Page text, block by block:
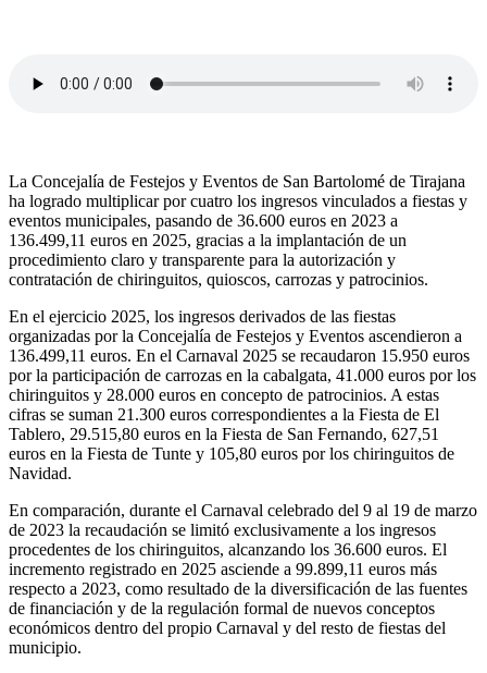
La Concejalía de Festejos y Eventos de San Bartolomé de Tirajana
ha logrado multiplicar por cuatro los ingresos vinculados a fiestas y
eventos municipales, pasando de 36.600 euros en 2023 a
136.499,11 euros en 2025, gracias a la implantación de un
procedimiento claro y transparente para la autorización y
contratación de chiringuitos, quioscos, carrozas y patrocinios.
En el ejercicio 2025, los ingresos derivados de las fiestas
organizadas por la Concejalía de Festejos y Eventos ascendieron a
136.499,11 euros. En el Carnaval 2025 se recaudaron 15.950 euros
por la participación de carrozas en la cabalgata, 41.000 euros por los
chiringuitos y 28.000 euros en concepto de patrocinios. A estas
cifras se suman 21.300 euros correspondientes a la Fiesta de El
Tablero, 29.515,80 euros en la Fiesta de San Fernando, 627,51
euros en la Fiesta de Tunte y 105,80 euros por los chiringuitos de
Navidad.
En comparación, durante el Carnaval celebrado del 9 al 19 de marzo
de 2023 la recaudación se limitó exclusivamente a los ingresos
procedentes de los chiringuitos, alcanzando los 36.600 euros. El
incremento registrado en 2025 asciende a 99.899,11 euros más
respecto a 2023, como resultado de la diversificación de las fuentes
de financiación y de la regulación formal de nuevos conceptos
económicos dentro del propio Carnaval y del resto de fiestas del
municipio.